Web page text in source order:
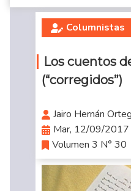
Columnistas
Los cuentos
(“corregidos”)
Jairo Hernán
Mar, 12/09/
Volumen 3 N° 30